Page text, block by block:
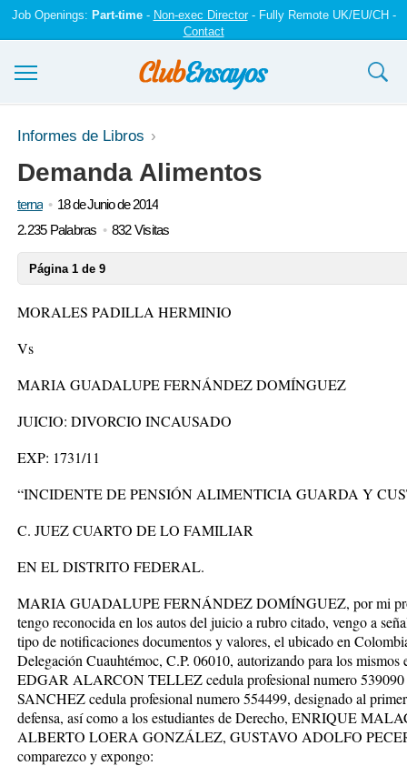
Job Openings: Part-time- Non-exec Director- Fully Remote UK/EU/CH -
Contact
Ensayos y trabajos
Registrarse
Iniciar sesión
Informes de Libros
Demanda Alimentos
terna
18 de Junio de 2014
2.235 Palabras
832 Visitas
Página 1 de 9
MORALES PADILLA HERMINIO
Vs
MARIA GUADALUPE FERNÁNDEZ DOMÍNGUEZ
JUICIO: DIVORCIO INCAUSADO
EXP: 1731/11
“INCIDENTE DE PENSIÓN ALIMENTICIA GUARDA Y
C. JUEZ CUARTO DE LO FAMILIAR
EN EL DISTRITO FEDERAL.
MARIA GUADALUPE FERNÁNDEZ DOMÍNGUEZ, por mi
tengo reconocida en los autos del juicio a rubro citado, vengo a
tipo de notificaciones documentos y valores, el ubicado en
Delegación Cuauhtémoc, C.P. 06010, autorizando para los
EDGAR ALARCON TELLEZ cedula profesional numero
SANCHEZ cedula profesional numero 554499, designado al
defensa, así como a los estudiantes de Derecho, ENRIQUE
ALBERTO LOERA GONZÁLEZ, GUSTAVO ADOLFO
comparezco y expongo: